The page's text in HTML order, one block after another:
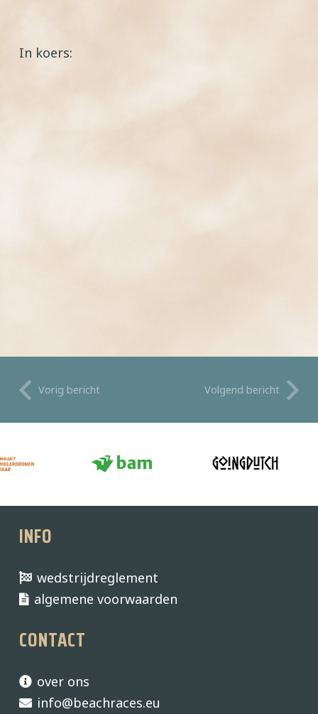
In koers:
Vorig bericht Volgend bericht
INFO
wedstrijdreglement
algemene voorwaarden
CONTACT
over ons
info@beachraces.eu